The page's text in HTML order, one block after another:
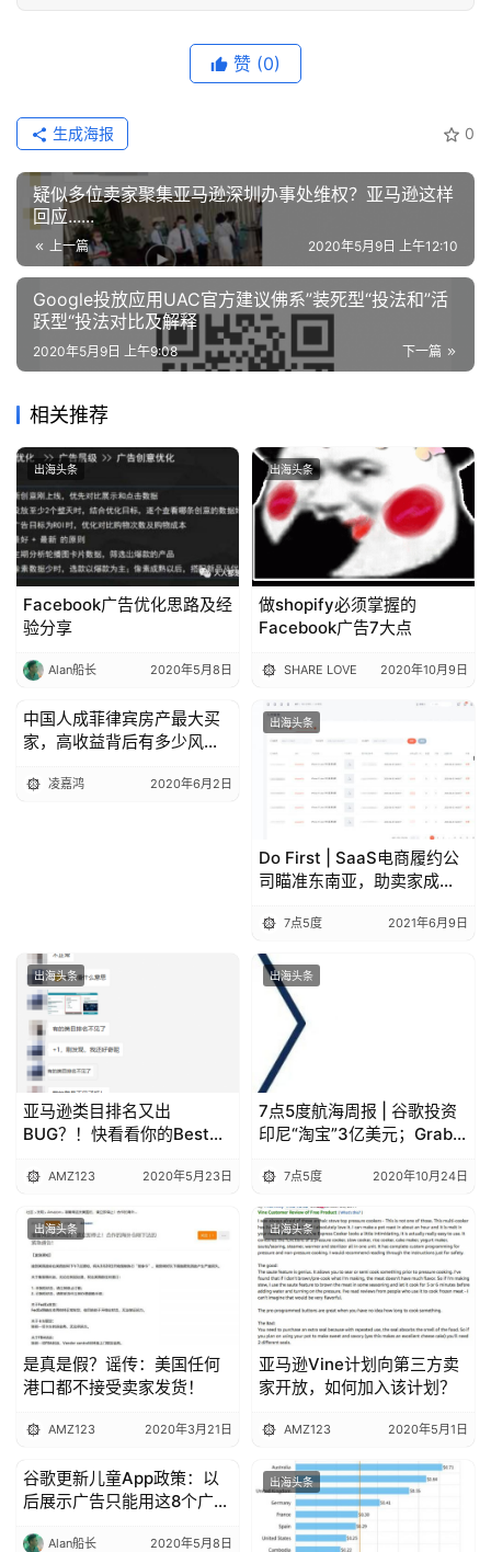
赞 (0)
0
生成海报
疑似多位卖家聚集亚马逊深圳办事处维权？亚马逊这样
回应......
上一篇 2020年5月9日 上午12:10
Google投放应用UAC官方建议佛系”装死型“投法和”活
跃型“投法对比及解释
下一篇
2020年5月9日 上午9:08
相关推荐
出海头条
Facebook广告优化思路及经
验分享
Alan船长 2020年5月8日
出海头条
做shopify必须掌握的
Facebook广告7大点
SHARE LOVE 2020年10月9日
出海头条
中国人成菲律宾房产最大买
家，高收益背后有多少风
凌嘉鸿 2020年6月2日
出海头条
Do First | SaaS电商履约公
司瞄准东南亚，助卖家成本
7点5度 2021年6月9日
出海头条
亚马逊类目排名又出
BUG？！快看看你的Best
AMZ123 2020年5月23日
出海头条
7点5度航海周报 | 谷歌投资
印尼“淘宝”3亿美元；Grab
平；越南最大OTA公司再获
700万美元融资
7点5度 2020年10月24日
出海头条
是真是假？谣传：美国任何
港口都不接受卖家发货！
AMZ123 2020年3月21日
出海头条
亚马逊Vine计划向第三方卖
家开放，如何加入该计划？
AMZ123 2020年5月1日
出海头条
谷歌更新儿童App政策：以
后展示广告只能用这8个广告
Alan船长 2020年5月8日
出海头条